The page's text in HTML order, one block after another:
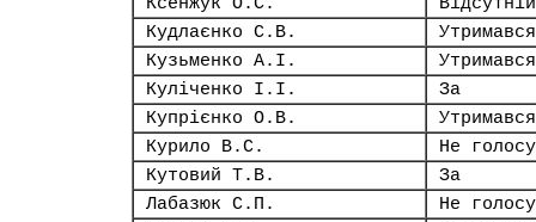
Кудлаєнко С.В.
Утримався
Кузьменко А.І.
Утримався
Куліченко І.І.
За
Купрієнко О.В.
Утримався
Курило В.С.
Не
Кутовий Т.В.
За
Лабазюк С.П.
Не